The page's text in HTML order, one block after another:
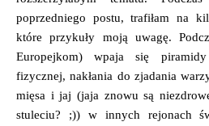
poprzedniego postu, trafiłam na
które przykuły moją uwagę.
Europejkom) wpaja się
fizycznej, nakłania do zjadania
mięsa i jaj (jaja znowu są
stuleciu? ;)) w innych rejonach